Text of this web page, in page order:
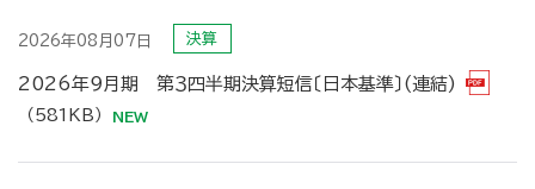
2026年08月07日 決算
2026年９月期 第３四半期決算短信〔日本基準〕(連結)
（581KB）